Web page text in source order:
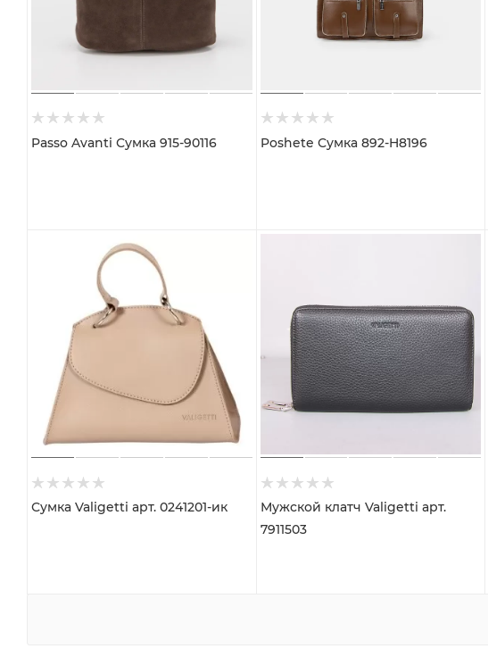
Passo Avanti Сумка 915-90116 Poshete Сумка 892-H8196
Сумка Valigetti арт. 0241201-ик
Мужской клатч Valigetti арт.
7911503